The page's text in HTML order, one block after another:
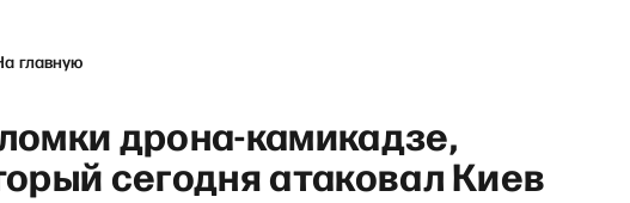
главную
дрона-камикадзе,
сегодня атаковал Киев